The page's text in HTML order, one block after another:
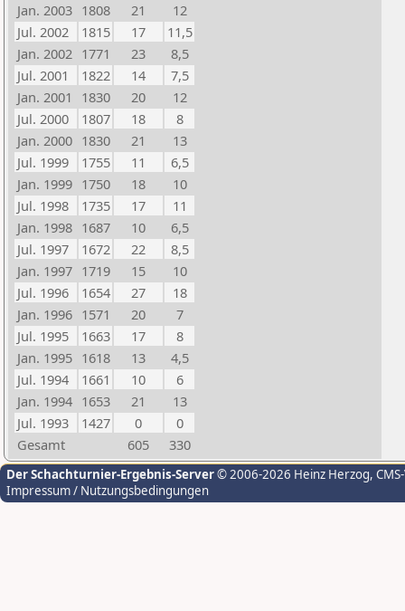
Jan. 2003 1808 21
12
Jul. 2002
1815 17
11,5
Jan. 2002 1771 23
8,5
Jul. 2001
1822 14
7,5
Jan. 2001
1830 20
12
Jul. 2000
1807 18
8
Jan. 2000 1830 21
13
Jul. 1999
1755 11
6,5
Jan. 1999 1750 18
10
Jul. 1998
1735 17
11
Jan. 1998 1687 10
6,5
Jul. 1997
1672 22
8,5
Jan. 1997 1719 15
10
Jul. 1996
1654 27
18
Jan. 1996 1571 20
7
Jul. 1995
1663 17
8
Jan. 1995 1618 13
4,5
Jul. 1994
1661 10
6
Jan. 1994 1653 21
13
Jul. 1993
1427 0
0
Gesamt
605 330
Der Schachturnier-Ergebnis-Server© 2006-2026 Heinz Herzog,
Impressum / Nutzungsbedingungen